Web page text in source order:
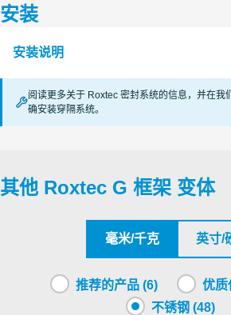
认证机构
RISE
CSA
Underwriters Laboratories Inc.
Roxtec International AB
Roxtec International AB
安装
安装说明
APERTURE DIMENSIONS G SERIES (en)
阅读更多关于 Roxtec 密封系统的信息，并在我
确安装穿隔系统。
其他 Roxtec G 框架 变体
毫米/千克 英寸/
推荐的产品 (6)
优质
不锈钢 (48)